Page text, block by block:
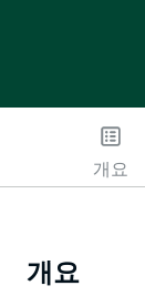
개요
개요